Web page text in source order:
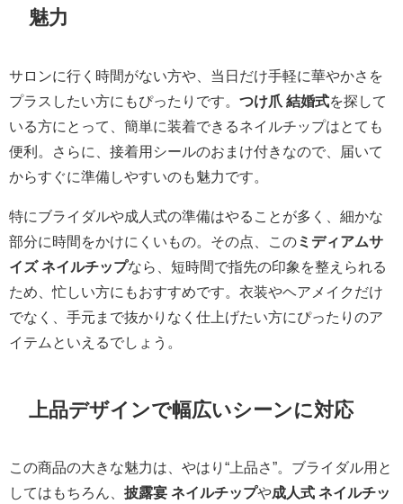
魅力
サロンに行く時間がない方や、当日だけ手軽に華やかさを
プラスしたい方にもぴったりです。 つけ爪 結婚式を探して
いる方にとって、簡単に装着できるネイルチップはとても
便利。さらに、接着用シールのおまけ付きなので、届いて
からすぐに準備しやすいのも魅力です。
特にブライダルや成人式の準備はやることが多く、細かな
部分に時間をかけにくいもの。その点、この ミディアムサ
イズ ネイルチップなら、短時間で指先の印象を整えられる
ため、忙しい方にもおすすめです。衣装やヘアメイクだけ
でなく、手元まで抜かりなく仕上げたい方にぴったりのア
イテムといえるでしょう。
上品デザインで幅広いシーンに対応
この商品の大きな魅力は、やはり“上品さ”。ブライダル用と
してはもちろん、 披露宴 ネイルチップや成人式 ネイルチッ